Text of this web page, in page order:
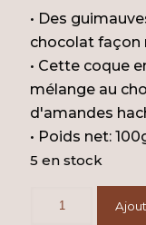
• Des
chocolat façon
• Cette coque
mélange au
d'amandes
• Poids net:
5 en stock